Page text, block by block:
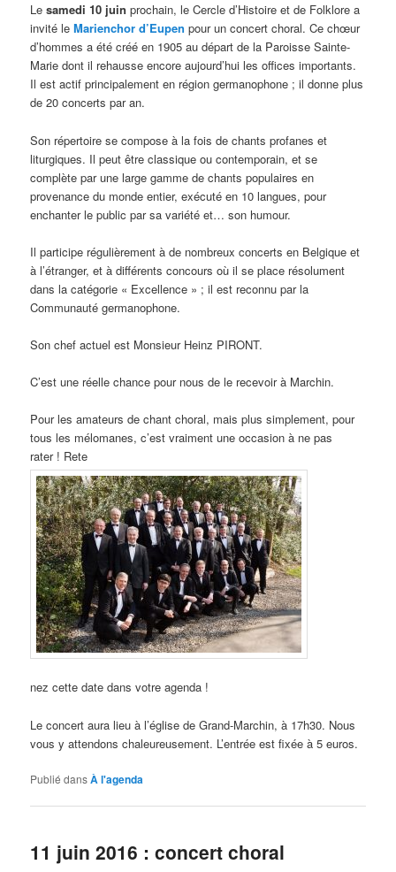
Lesamedi 10 juin prochain, le Cercle d’Histoire et de Folklore a
invité leMarienchor d’Eupen pour un concert choral. Ce chœur
d’hommes a été créé en 1905 au départ de la Paroisse Sainte-
Marie dont il rehausse encore aujourd’hui les offices importants.
Il est actif principalement en région germanophone ; il donne plus
de 20 concerts par an.
Son répertoire se compose à la fois de chants profanes et
liturgiques. Il peut être classique ou contemporain, et se
complète par une large gamme de chants populaires en
provenance du monde entier, exécuté en 10 langues, pour
enchanter le public par sa variété et… son humour.
Il participe régulièrement à de nombreux concerts en Belgique et
à l’étranger, et à différents concours où il se place résolument
dans la catégorie « Excellence » ; il est reconnu par la
Communauté germanophone.
Son chef actuel est Monsieur Heinz PIRONT.
C’est une réelle chance pour nous de le recevoir à Marchin.
Pour les amateurs de chant choral, mais plus simplement, pour
tous les mélomanes, c’est vraiment une occasion à ne pas
rater ! Rete
nez cette date dans votre agenda !
Le concert aura lieu à l’église de Grand-Marchin, à 17h30. Nous
vous y attendons chaleureusement. L’entrée est fixée à 5 euros.
Publié dansÀ l'agenda
11 juin 2016 : concert choral